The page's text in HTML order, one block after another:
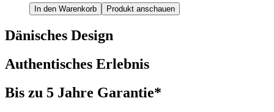
In den Warenkorb Produkt anschauen
Dänisches Design
Authentisches Erlebnis
Bis zu 5 Jahre Garantie*